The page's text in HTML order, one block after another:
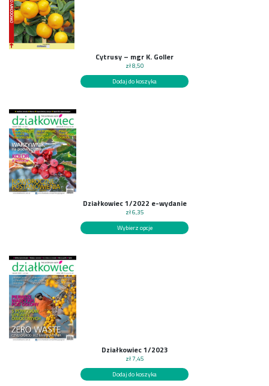
Cytrusy – mgr K. Goller
zł8,50
Dodaj do koszyka
Działkowiec 1/2022 e-wydanie
zł6,35
Wybierz opcje
Działkowiec 1/2023
zł7,45
Dodaj do koszyka